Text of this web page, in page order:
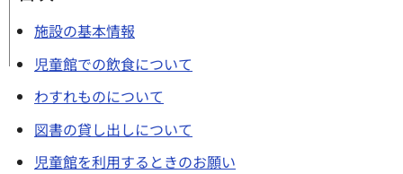
施設の基本情報
児童館での飲食について
わすれものについて
図書の貸し出しについて
児童館を利用するときのお願い